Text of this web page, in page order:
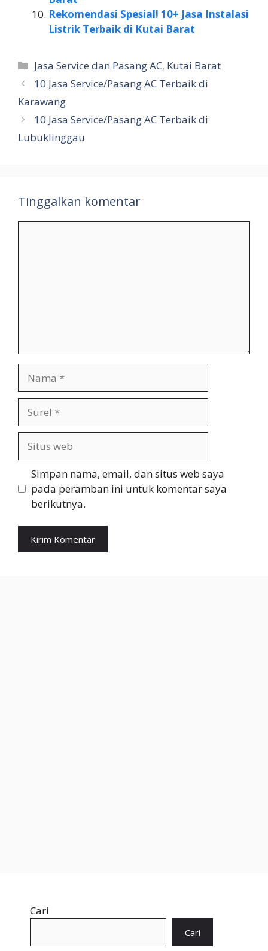
Rekomendasi Spesial! 10+ Jasa Instalasi
Listrik Terbaik di Kutai Barat
Kategori
Jasa Service dan Pasang AC, Kutai Barat
10 Jasa Service/Pasang AC Terbaik di
Karawang
10 Jasa Service/Pasang AC Terbaik di
Lubuklinggau
Tinggalkan komentar
web
Simpan nama, email, dan situs web saya
pada peramban ini untuk komentar saya
berikutnya.
Cari
Cari